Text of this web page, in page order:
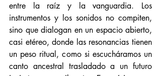
entre la raíz y la vanguardia. Los
instrumentos y los sonidos no compiten,
sino que dialogan en un espacio abierto,
casi etéreo, donde las resonancias tienen
un peso ritual, como si escucháramos un
canto ancestral trasladado a un futuro